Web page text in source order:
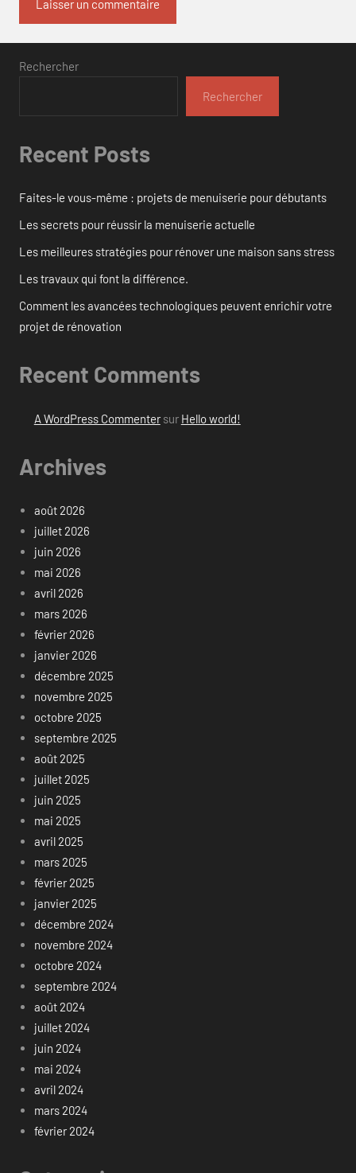
Rechercher
Rechercher
Recent Posts
Faites-le vous-même : projets de menuiserie pour débutants
Les secrets pour réussir la menuiserie actuelle
Les meilleures stratégies pour rénover une maison sans stress
Les travaux qui font la différence.
Comment les avancées technologiques peuvent enrichir votre
projet de rénovation
Recent Comments
A WordPress Commentersur Hello world!
Archives
août 2026
juillet 2026
juin 2026
mai 2026
avril 2026
mars 2026
février 2026
janvier 2026
décembre 2025
novembre 2025
octobre 2025
septembre 2025
août 2025
juillet 2025
juin 2025
mai 2025
avril 2025
mars 2025
février 2025
janvier 2025
décembre 2024
novembre 2024
octobre 2024
septembre 2024
août 2024
juillet 2024
juin 2024
mai 2024
avril 2024
mars 2024
février 2024